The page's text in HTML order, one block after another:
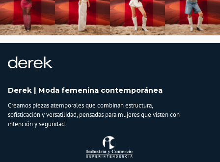
Derek | Moda femenina contemporánea
Creamos piezas atemporales que combinan estructura,
sofisticación y versatilidad, pensadas para mujeres que visten con
intención y seguridad.